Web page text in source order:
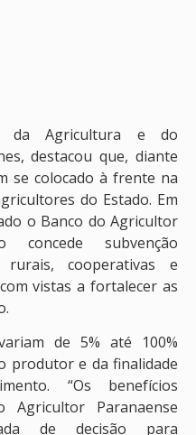
da Agricultura e do
destacou que, diante
se colocado à frente na
do Estado. Em
o Banco do Agricultor
concede subvenção
cooperativas e
vistas a fortalecer as
de 5% até 100%
produtor e da finalidade
“Os benefícios
Agricultor Paranaense
de decisão para